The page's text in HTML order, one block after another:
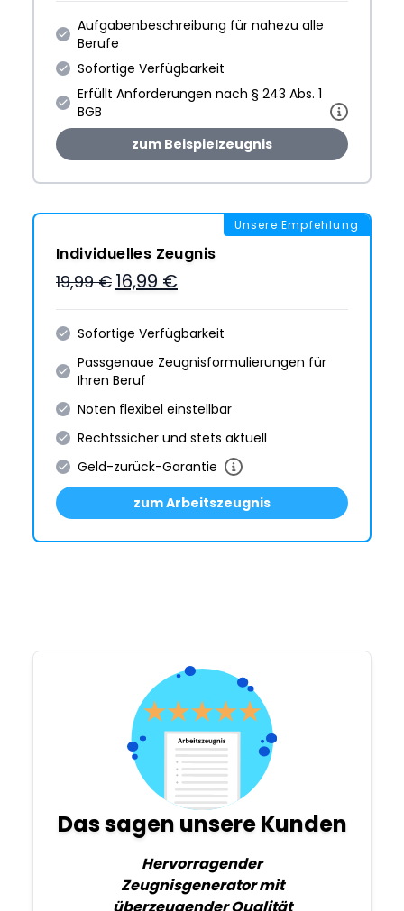
Aufgabenbeschreibung für nahezu alle
Berufe
Sofortige Verfügbarkeit
Erfüllt Anforderungen nach § 243 Abs. 1
BGB
zum Beispielzeugnis
Unsere Empfehlung
Individuelles Zeugnis
19,99 € 16,99 €
Sofortige Verfügbarkeit
Passgenaue Zeugnis­formulie­rungen für
Ihren Beruf
Noten flexibel einstellbar
Rechtssicher und stets aktuell
Geld-zurück-Garantie
zum Arbeitszeugnis
Das sagen unsere Kunden
Hervorragender
Zeugnisgenerator mit